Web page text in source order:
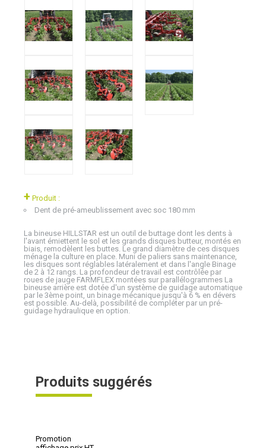
+ Produit :
Dent de pré-ameublissement avec soc 180 mm
La bineuse HILLSTAR est un outil de buttage dont les dents à
l'avant émiettent le sol et les grands disques butteur, montés en
biais, remodèlent les buttes. Le grand diamètre de ces disques
ménage la culture en place. Muni de paliers sans maintenance,
les disques sont réglables latéralement et dans l'angle Binage
de 2 à 12 rangs. La profondeur de travail est contrôlée par
roues de jauge FARMFLEX montées sur parallélogrammes La
bineuse arrière est dotée d'un système de guidage automatique
par le 3ème point, un binage mécanique jusqu'à 6 % en dévers
est possible. Au-delà, possibilité de compléter par un pré-
guidage hydraulique en option.
Produits suggérés
Promotion